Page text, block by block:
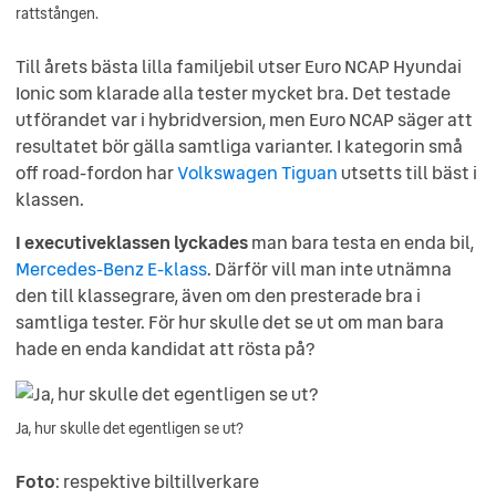
rattstången.
Till årets bästa lilla familjebil utser Euro NCAP Hyundai
Ionic som klarade alla tester mycket bra. Det testade
utförandet var i hybridversion, men Euro NCAP säger att
resultatet bör gälla samtliga varianter. I kategorin små
off road-fordon harVolkswagen Tiguan utsetts till bäst i
klassen.
I executiveklassen lyckadesman bara testa en enda bil,
Mercedes-Benz E-klass. Därför vill man inte utnämna
den till klassegrare, även om den presterade bra i
samtliga tester. För hur skulle det se ut om man bara
hade en enda kandidat att rösta på?
Ja, hur skulle det egentligen se ut?
Foto: respektive biltillverkare